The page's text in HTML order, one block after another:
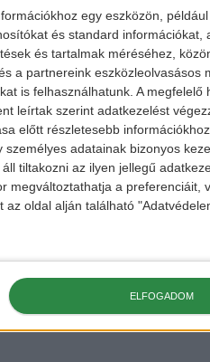
egy eszközön,
és standard információkat,
és tartalmak méréséhez,
a partnereink eszközleolvasásos
is felhasználhatunk. A megfelelő
leírtak szerint adatkezelést
előtt részletesebb
személyes adatainak bizonyos
tiltakozni az ilyen jellegű
megváltoztathatja a preferenciáit,
oldal alján található
ELFOGADOM